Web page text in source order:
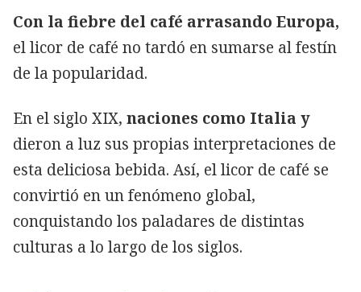
Con la fiebre del café arrasando Europa,
el licor de café no tardó en sumarse al festín
de la popularidad.
En el siglo XIX, naciones como Italia y
dieron a luz sus propias interpretaciones de
esta deliciosa bebida. Así, el licor de café se
convirtió en un fenómeno global,
conquistando los paladares de distintas
culturas a lo largo de los siglos.